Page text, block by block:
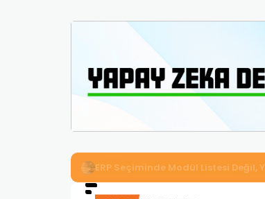
İkizler Aydınlatma, Workcube ERP